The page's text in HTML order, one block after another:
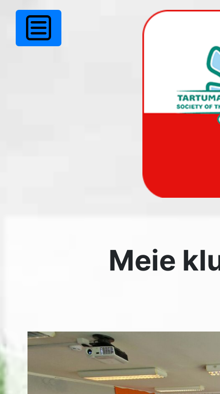
Kolmapäeval, 8. mail, käis klubis Euroopa parlamendis
Urmas Paet ja Euroopa parlamendi nõunik Keir
Tegemist oli Euroopa Liidu parlamendis oleva inimese
esmakordse külaskäiguga Eesti Kurtide Liidu ühingus.